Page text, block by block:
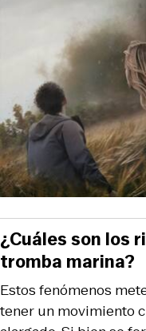
Estos fenómenos
tener un movimiento
¿Cuáles son los
tromba marina?